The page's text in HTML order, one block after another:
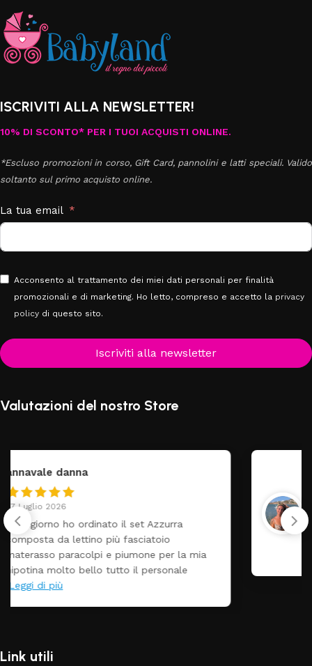
ISCRIVITI ALLA NEWSLETTER!
10% DI SCONTO* PER I TUOI ACQUISTI ONLINE.
*Escluso promozioni in corso, Gift Card, pannolini e latti speciali. Valido
soltanto sul primo acquisto online.
La tua email
Acconsento al trattamento dei miei dati personali per finalità
promozionali e di marketing. Ho letto, compreso e accetto la privacy
policy di questo sito.
Iscriviti alla newsletter
Valutazioni del nostro Store
federica
Tutti perfetto! Ho ordinato un lettino che é
arrivato ben imballato dopo pochi giorni.
Prezzo ottimi rispetto la concorrenza
Link utili